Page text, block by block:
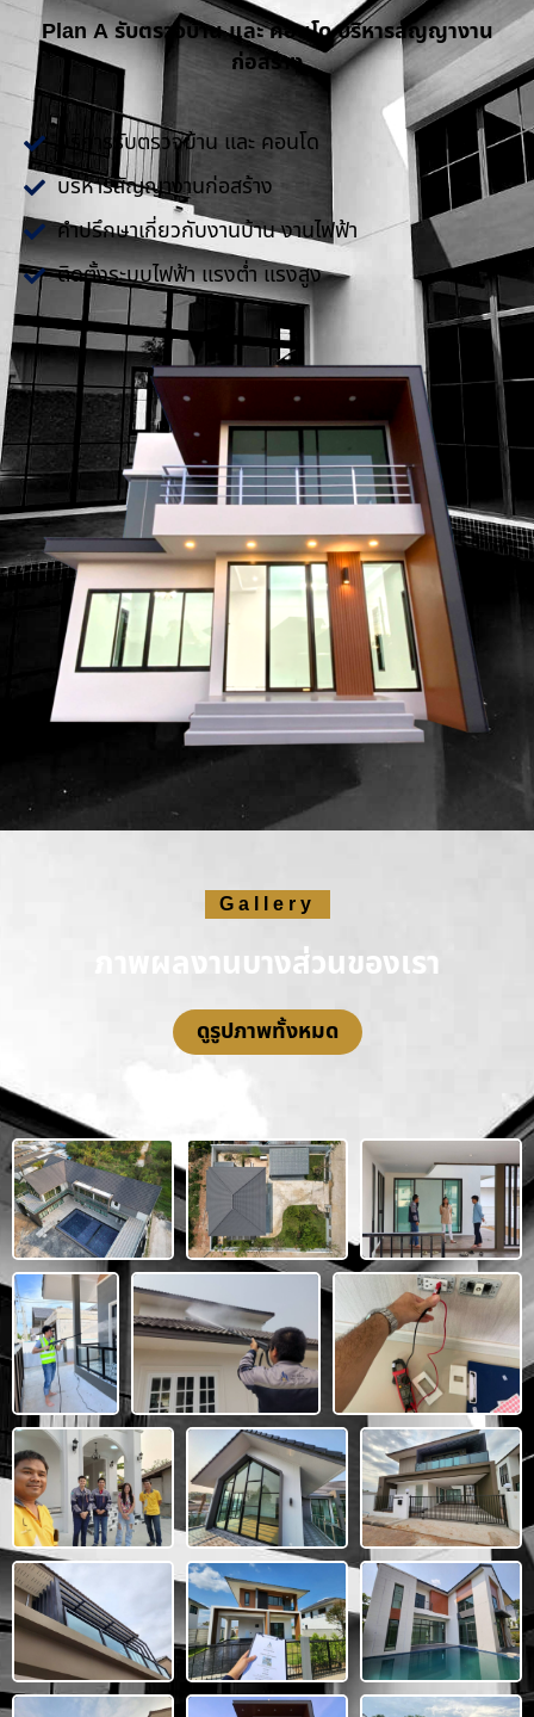
Plan A รับตรวจบ้าน และ คอนโด บริหารสัญญางาน
ก่อสร้าง
บริการรับตรวจบ้าน และ คอนโด
บริหารสัญญางานก่อสร้าง
คำปรึกษาเกี่ยวกับงานบ้าน งานไฟฟ้า
ติดตั้งระบบไฟฟ้า แรงต่ำ แรงสูง
Gallery
ภาพผลงานบางส่วนของเรา
ดูรูปภาพทั้งหมด